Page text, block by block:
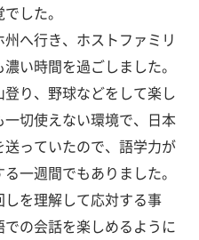
した。
へ行き、ホストファミリ
い時間を過ごしました。
り、野球などをして楽し
切使えない環境で、日本
っていたので、語学力が
一週間でもありました。
を理解して応対する事
の会話を楽しめるように